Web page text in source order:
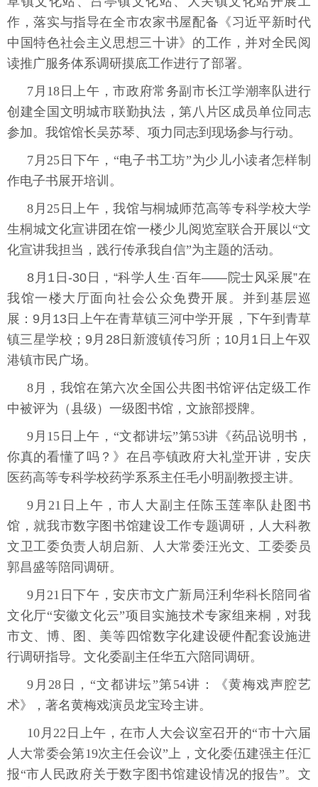
作，落实与指导在全市农家书屋配备《习近平新时代
中国特色社会主义思想三十讲》的工作，并对全民阅
读推广服务体系调研摸底工作进行了部署。
7月18日上午，市政府常务副市长江学潮率队进行
创建全国文明城市联勤执法，第八片区成员单位同志
参加。我馆馆长吴苏琴、项力同志到现场参与行动。
7月25日下午，“电子书工坊”为少儿小读者怎样制
作电子书展开培训。
8月25日上午，我馆与桐城师范高等专科学校大学
生桐城文化宣讲团在馆一楼少儿阅览室联合开展以“文
化宣讲我担当，践行传承我自信”为主题的活动。
8月1日-30日， “科学人生·百年——院士风采展”在
我馆一楼大厅面向社会公众免费开展。并到基层巡
展： 9月13日上午在青草镇三河中学开展，下午到青草
镇三星学校；9月28日新渡镇传习所；10月1日上午双
港镇市民广场。
8月，我馆在第六次全国公共图书馆评估定级工作
中被评为（县级）一级图书馆，文旅部授牌。
9月15日上午，“文都讲坛”第53讲《药品说明书，
你真的看懂了吗？》在吕亭镇政府大礼堂开讲，安庆
医药高等专科学校药学系系主任毛小明副教授主讲。
9月21日上午，市人大副主任陈玉莲率队赴图书
馆，就我市数字图书馆建设工作专题调研，人大科教
文卫工委负责人胡启新、人大常委汪光文、工委委员
郭昌盛等陪同调研。
9月21日下午，安庆市文广新局汪利华科长陪同省
文化厅“安徽文化云”项目实施技术专家组来桐，对我
市文、博、图、美等四馆数字化建设硬件配套设施进
行调研指导。文化委副主任华五六陪同调研。
9月28日，“文都讲坛”第54讲：《黄梅戏声腔艺
术》，著名黄梅戏演员龙宝玲主讲。
10月22日上午，在市人大会议室召开的“市十六届
人大常委会第19次主任会议”上，文化委伍建强主任汇
报“市人民政府关于数字图书馆建设情况的报告”。文